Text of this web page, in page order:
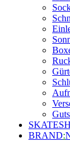
BRAND: